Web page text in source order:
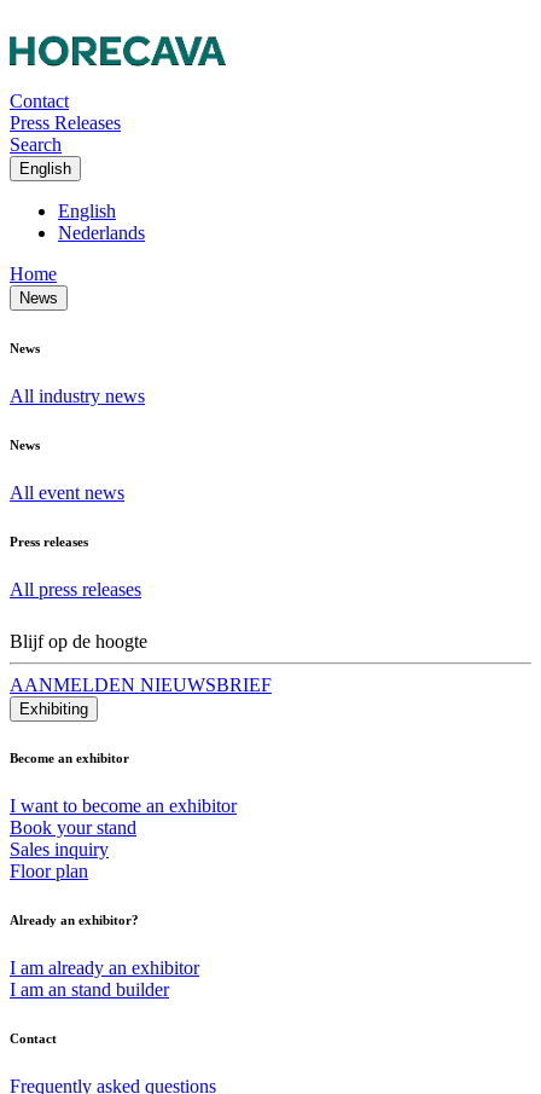
Contact
Press Releases
Search
English
English
Nederlands
Home
News
News
All industry news
News
All event news
Press releases
All press releases
Blijf op de hoogte
AANMELDEN NIEUWSBRIEF
Exhibiting
Become an exhibitor
I want to become an exhibitor
Book your stand
Sales inquiry
Floor plan
Already an exhibitor?
I am already an exhibitor
I am an stand builder
Contact
Frequently asked questions